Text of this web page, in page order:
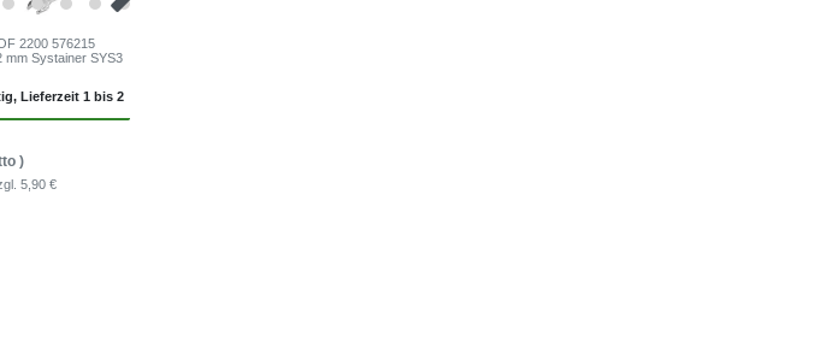
2200 576215
Systainer SYS3
Lieferzeit 1 bis 2
)
5,90 €